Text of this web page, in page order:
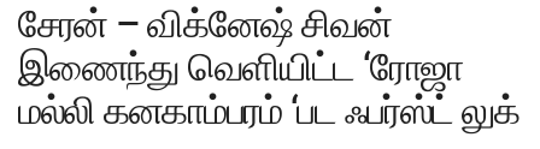
சேரன் – விக்னேஷ் சிவன்
இணைந்து வெளியிட்ட ‘ரோஜா
மல்லி கனகாம்பரம் ‘பட ஃபர்ஸ்ட் லுக்